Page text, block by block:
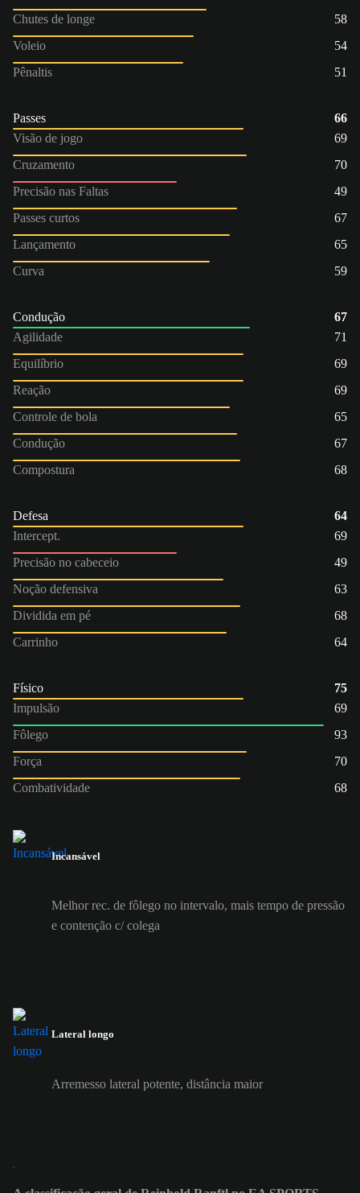
Chutes de longe
58
Voleio
54
Pênaltis
51
Passes
66
Visão de jogo
69
Cruzamento
70
Precisão nas Faltas
49
Passes curtos
67
Lançamento
65
Curva
59
Condução
67
Agilidade
71
Equilíbrio
69
Reação
69
Controle de bola
65
Condução
67
Compostura
68
Defesa
64
Intercept.
69
Precisão no cabeceio
49
Noção defensiva
63
Dividida em pé
68
Carrinho
64
Físico
75
Impulsão
69
Fôlego
93
Força
70
Combatividade
68
Incansável
Melhor rec. de fôlego no intervalo, mais tempo de pressão
e contenção c/ colega
Lateral longo
Arremesso lateral potente, distância maior